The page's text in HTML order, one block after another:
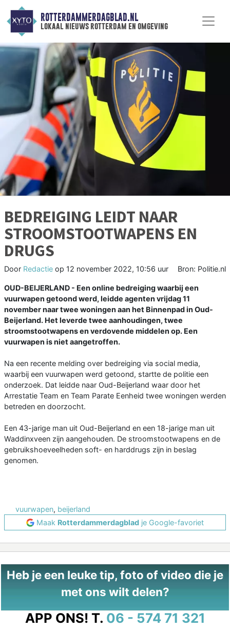
ROTTERDAMMERDAGBLAD.NL
lokaal nieuws rotterdam en omgeving
BEDREIGING LEIDT NAAR
STROOMSTOOTWAPENS EN
DRUGS
Door Redactie op 12 november 2022, 10:56 uur Bron: Politie.nl
OUD-BEIJERLAND - Een online bedreiging waarbij een
vuurwapen getoond werd, leidde agenten vrijdag 11
november naar twee woningen aan het Binnenpad in Oud-
Beijerland. Het leverde twee aanhoudingen, twee
stroomstootwapens en verdovende middelen op. Een
vuurwapen is niet aangetroffen.
Na een recente melding over bedreiging via social media,
waarbij een vuurwapen werd getoond, startte de politie een
onderzoek. Dat leidde naar Oud-Beijerland waar door het
Arrestatie Team en Team Parate Eenheid twee woningen werden
betreden en doorzocht.
Een 43-jarige man uit Oud-Beijerland en een 18-jarige man uit
Waddinxveen zijn aangehouden. De stroomstootwapens en de
gebruikshoeveelheden soft- en harddrugs zijn in beslag
genomen.
vuurwapen, beijerland
Maak Rotterdammerdagblad je Google-favoriet
Heb je een leuke tip, foto of video die je
met ons wilt delen?
APP ONS! T. 06 - 574 71 321